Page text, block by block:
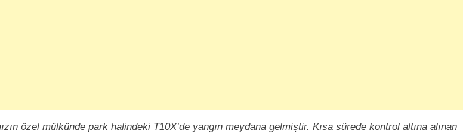
özel mülkünde park halindeki T10X’de yangın meydana gelmiştir. Kısa sürede kontrol altına alınan